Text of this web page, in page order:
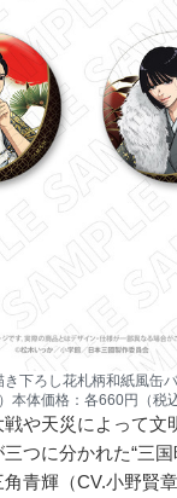
下ろし花札柄和紙風缶
本体価格：各660円（税込
戦や天災によって
つに分かれた“三
青輝（CV.小野賢